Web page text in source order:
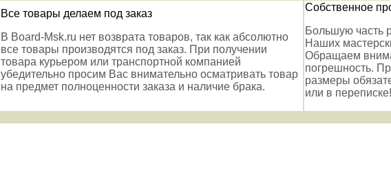
Все товары делаем под заказ
В Board-Msk.ru нет возврата товаров, так как абсолютно
все товары производятся под заказ. При получении
товара курьером или транспортной компанией
убедительно просим Вас внимательно осматривать товар
на предмет полноценности заказа и наличие брака.
Собственное
Большую часть
Наших
Обращаем
погрешность.
размеры
или в переписке!